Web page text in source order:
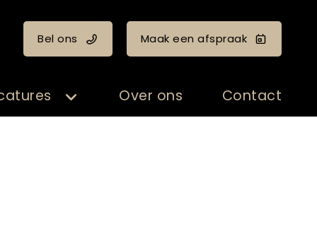
Bel ons Maak een afspraak
Over ons Contact